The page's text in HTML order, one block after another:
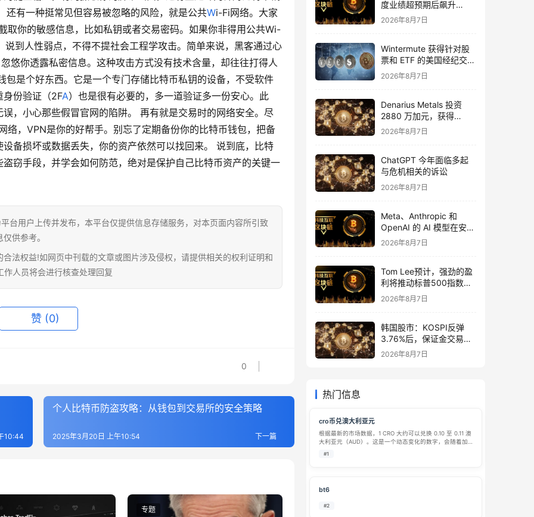
有一种挺常见但容易被忽略的风险，就是公共Wi-Fi网络。大家
取你的敏感信息，比如私钥或者交易密码。如果你非得用公共Wi-
到人性弱点，不得不提社会工程学攻击。简单来说，黑客通过心
悠你透露私密信息。这种攻击方式没有技术含量，却往往打得人
是个好东西。它是一个专门存储比特币私钥的设备，不受软件
身份验证（2FA）也是很有必要的，多一道验证多一份安心。此
，小心那些假冒官网的陷阱。 再有就是交易时的网络安全。尽
络，VPN是你的好帮手。别忘了定期备份你的比特币钱包，把备
备损坏或数据丢失，你的资产依然可以找回来。 说到底，比特
窃手段，并学会如何防范，绝对是保护自己比特币资产的关键一
台用户上传并发布，本平台仅提供信息存储服务，对本页面内容所引致
供参考。
法权益!如网页中刊载的文章或图片涉及侵权，请提供相关的权利证明和
人员将会进行核查处理回复
赞 (0)
0
10:44
个人比特币防盗攻略：从钱包到交易所的安全策略
下一篇
2025年3月20日 上午10:54
专题
度业绩超预期后飙升
16%，华尔街将目标价上
2026年8月7日
Wintermute 获得针对股
票和 ETF 的美国经纪交易
商资格
2026年8月7日
Denarius Metals 投资
2880 万加元，获得
Copper Giant Resources
2026年8月7日
ChatGPT 今年面临多起
与危机相关的诉讼
2026年8月7日
Meta、Anthropic 和
OpenAI 的 AI 模型在安全
测试期间入侵外部组织
2026年8月7日
Tom Lee预计，强劲的盈
利将推动标普500指数在
8月前升至8,000点
2026年8月7日
韩国股市：KOSPI反弹
3.76%后，保证金交易激
增1万亿韩元
2026年8月7日
热门信息
cro币兑澳大利亚元
根据最新的市场数据，1 CRO 大约可以兑换 0.10 至 0.11 澳
大利亚元（AUD）。这是一个动态变化的数字，会随着加
密货币市场的波动而实时涨跌。 💱 实时兑换价格参考
#1
bt6
#2